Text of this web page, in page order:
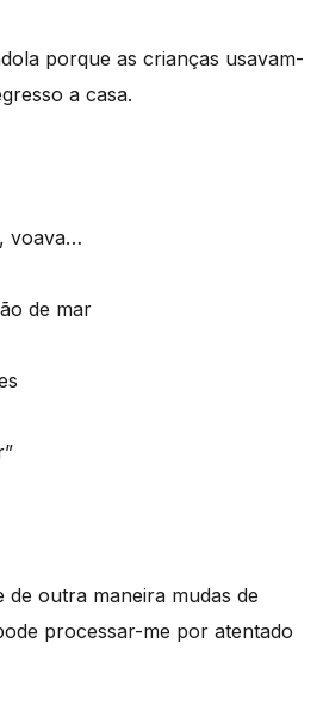
porque as crianças usavam-
a casa.
voava…
de mar
outra maneira mudas de
processar-me por atentado